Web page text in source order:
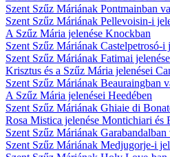
Szent Szűz Máriának Pontmainban
Szent Szűz Máriának Pellevoisin-i
A Szűz Mária jelenése Knockban
Szent Szűz Máriának Castelpetrosó-i
Szent Szűz Máriának Fatimai
Krisztus és a Szűz Mária jelenései
Szent Szűz Máriának Beauraingban
A Szűz Mária jelenései Heedében
Szent Szűz Máriának Ghiaie di
Rosa Mistica jelenése Montichiari és
Szent Szűz Máriának Garabandalban
Szent Szűz Máriának Medjugorje-i